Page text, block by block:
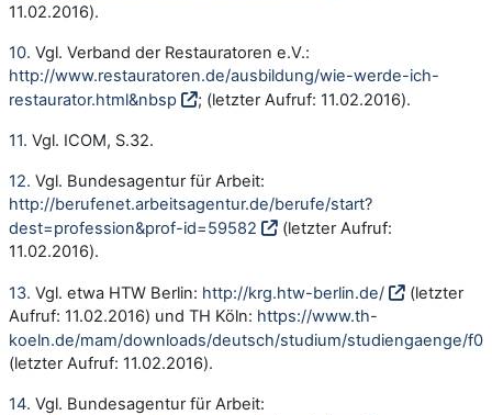
11.02.2016).
10. Vgl. Verband der Restauratoren e.V.:
http://www.restauratoren.de/ausbildung/wie-werde-ich-
restaurator.html&nbsp
; (letzter Aufruf: 11.02.2016).
11. Vgl. ICOM, S.32.
12. Vgl. Bundesagentur für Arbeit:
http://berufenet.arbeitsagentur.de/berufe/start?
dest=profession&prof-id=59582
(letzter Aufruf:
11.02.2016).
13. Vgl. etwa HTW Berlin: http://krg.htw-berlin.de/
(letzter
Aufruf: 11.02.2016) und TH Köln: https://www.th-
koeln.de/mam/downloads/deutsch/studium/studiengaenge/
(letzter Aufruf: 11.02.2016).
14. Vgl. Bundesagentur für Arbeit: